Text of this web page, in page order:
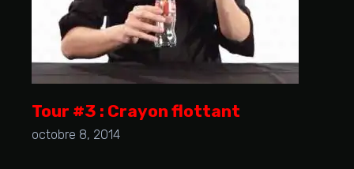
Tour #3 : Crayon flottant
octobre 8, 2014